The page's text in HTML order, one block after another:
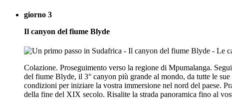
giorno 3
Il canyon del fiume Blyde
Colazione. Proseguimento verso la regione di Mpumalanga.
del fiume Blyde, il 3° canyon più grande al mondo, da tutte le
condizioni per iniziare la vostra immersione nel nord del paese.
della fine del XIX secolo. Risalite la strada panoramica fino al